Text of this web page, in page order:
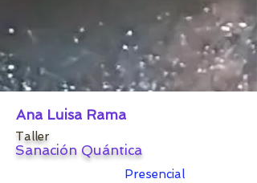
Ana Luisa Rama
Taller
Sanación Quántica
Presencial